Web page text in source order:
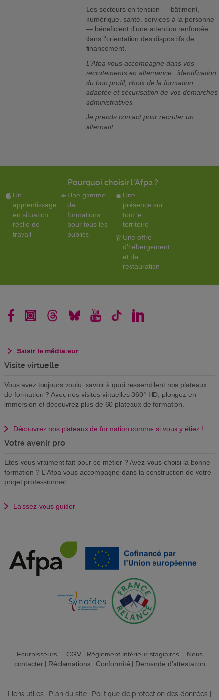
Les secteurs en tension — bâtiment,
numérique, santé, services à la personne
— bénéficient d'une attention renforcée
dans l'orientation des dispositifs de
financement.
L'Afpa vous accompagne dans vos
recrutements en alternance : identification
du bon profil, choix de la formation
adaptée et sécurisation de vos démarches
administratives.
Je prends contact pour recruter un
alternant
Pourquoi choisir l'Afpa ?
Un
apprentissage
en situation
réelle de
travail
Une gamme
de
formations
pour tous les
publics
Une
présence sur
tout le
territoire
Une offre
d'hébergement
et de
restauration
Saisir le médiateur
Visite virtuelle
Vous avez toujours voulu savoir à quoi ressemblent nos plateaux
de formation ? Avec nos visites virtuelles 360° HD, plongez en
immersion et découvrez plus de 60 plateaux de formation.
Découvrez nos plateaux de formation comme si vous y étiez !
Votre avenir pro
Etes-vous vraiment fait pour ce métier ? Avez-vous choisi la bonne
formation ? L'Afpa vous accompagne dans la construction de votre
projet professionnel
Laissez-vous guider
Fournisseurs| CGV| Règlement intérieur stagiaires| Nous
contacter| Réclamations| Conformité Demande d'attestation
Liens utiles Plan du site Politique de protection des données